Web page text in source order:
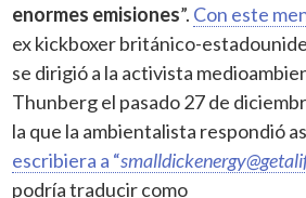
enormes emisiones”. Con este
ex kickboxer británico-
se dirigió a la activista
Thunberg el pasado 27 de
la que la ambientalista respondió
escribiera a “
podría traducir como